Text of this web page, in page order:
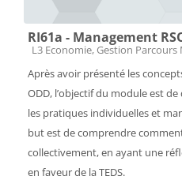
RI61a - Management
Catégorie de cours
L3 Economie, Gestion
Après avoir présenté les
ODD, l’objectif du module est
les pratiques individuelles et
but est de comprendre
collectivement, en ayant une
en faveur de la TEDS.